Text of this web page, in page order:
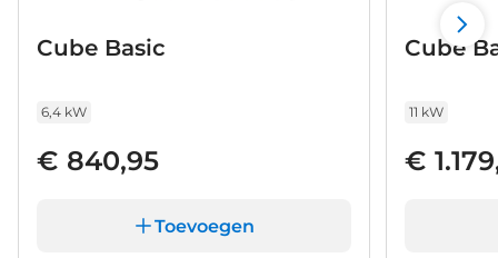
Cube Basic
6,4 kW
€ 840,95
Toevoegen
Cube
11 kW
€